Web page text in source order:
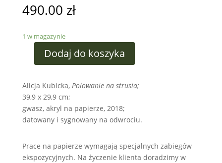
490.00 zł
1 w magazynie
Dodaj do koszyka
Alicja Kubicka, Polowanie na strusia;
39,9 x 29,9 cm;
gwasz, akryl na papierze, 2018;
datowany i sygnowany na odwrociu.
Prace na papierze wymagają specjalnych zabiegów
ekspozycyjnych. Na życzenie klienta doradzimy w